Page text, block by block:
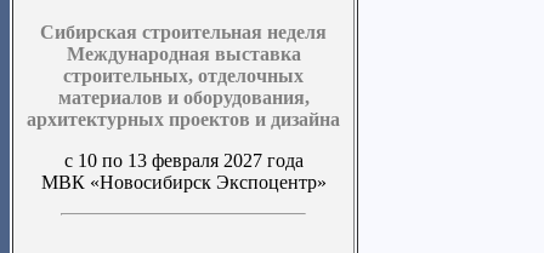
Сибирская строительная неделя
Международная выставка
строительных, отделочных
материалов и оборудования,
архитектурных проектов и дизайна
с 10 по 13 февраля 2027 года
МВК «Новосибирск Экспоцентр»